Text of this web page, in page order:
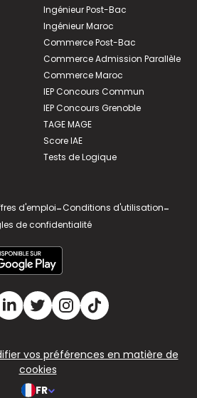
Ingénieur Post-Bac
Ingénieur Maroc
Commerce Post-Bac
Commerce Admission Parallèle
Commerce Maroc
IEP Concours Commun
IEP Concours Grenoble
TAGE MAGE
Score IAE
Tests de Logique
d'emploi-Conditions d'utilisation-
de confidentialité
vos préférences en matière de
cookies
FR